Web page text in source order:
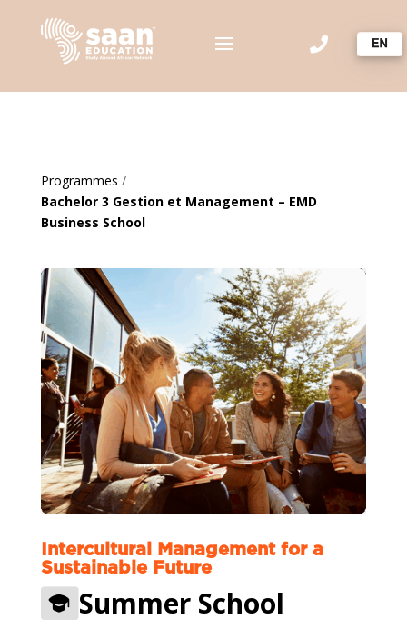

Programmes /
Bachelor 3 Gestion et Management – EMD
Business School
Intercultural Management for a
Sustainable Future
Summer School